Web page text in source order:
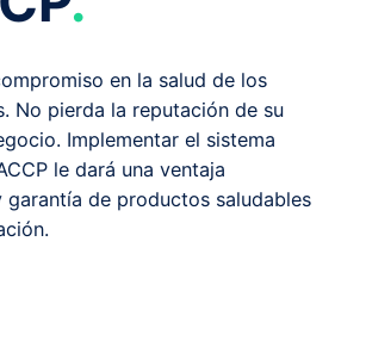
en la salud de los
No pierda la reputación de su
Implementar el sistema
le dará una ventaja
de productos saludables